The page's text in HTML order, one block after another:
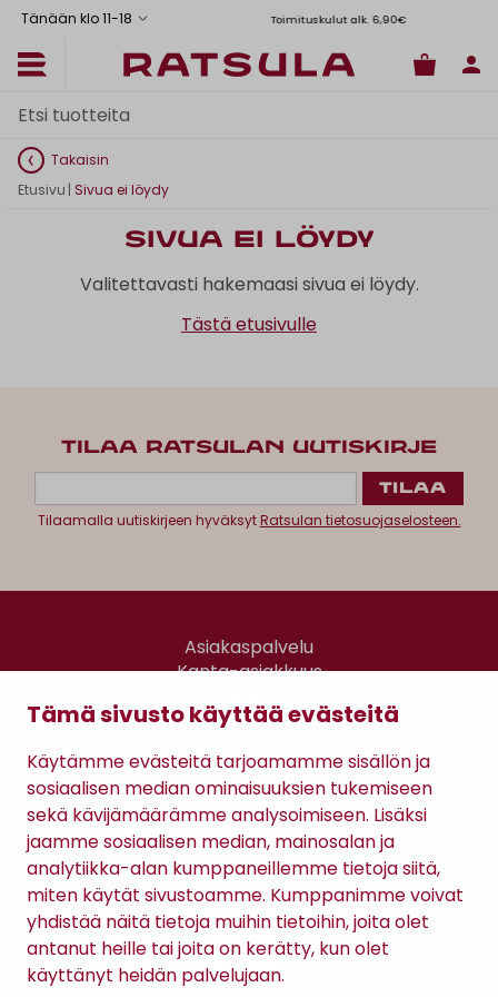
Tämä sivusto käyttää evästeitä
Käytämme evästeitä tarjoamamme sisällön ja
sosiaalisen median ominaisuuksien tukemiseen
sekä kävijämäärämme analysoimiseen. Lisäksi
jaamme sosiaalisen median, mainosalan ja
analytiikka-alan kumppaneillemme tietoja siitä,
miten käytät sivustoamme. Kumppanimme voivat
yhdistää näitä tietoja muihin tietoihin, joita olet
antanut heille tai joita on kerätty, kun olet
käyttänyt heidän palvelujaan.
Tänään klo 11-18 Toimituskulut alk. 6,90€
Takaisin
Etusivu | Sivua ei löydy
Sivua ei löydy
Valitettavasti hakemaasi sivua ei löydy.
Tästä etusivulle
TILAA RATSULAN UUTISKIRJE
Tilaamalla uutiskirjeen hyväksytRatsulan tietosuojaselosteen.
Asiakaspalvelu
Kanta-asiakkuus
Gomee Ratsula Café
Sopimusehdot
Tietosuojaseloste
Maksutavat